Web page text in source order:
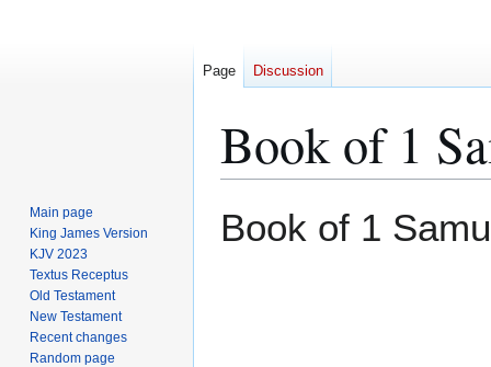
Book of 1
to
to
Book of 1
Page Discussion
Main page
King James Version
KJV 2023
Textus Receptus
Old Testament
New Testament
Recent changes
Random page